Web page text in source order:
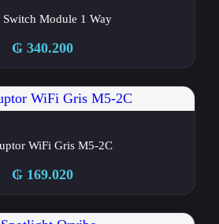
Switch Module 1 Way
₲ 340.200
WiFi Gris M5-2C
₲ 169.020